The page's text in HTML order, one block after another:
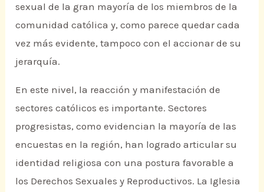
sexual de la gran mayoría de los miembros de la
comunidad católica y, como parece quedar cada
vez más evidente, tampoco con el accionar de su
jerarquía.
En este nivel, la reacción y manifestación de
sectores católicos es importante. Sectores
progresistas, como evidencian la mayoría de las
encuestas en la región, han logrado articular su
identidad religiosa con una postura favorable a
los Derechos Sexuales y Reproductivos. La Iglesia